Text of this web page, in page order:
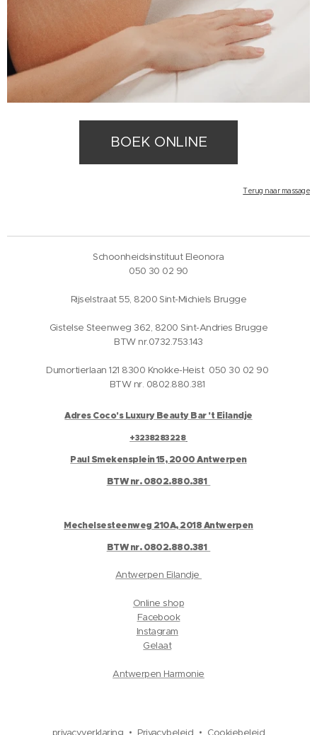
BOEK ONLINE
Terug naar massage
Schoonheidsinstituut Eleonora
050 30 02 90
Rijselstraat 55, 8200 Sint-Michiels Brugge
Gistelse Steenweg 362, 8200 Sint-Andries Brugge
BTW nr.0732.753.143
Dumortierlaan 121 8300 Knokke-Heist 050 30 02 90
BTW nr. 0802.880.381
Adres Coco's Luxury Beauty Bar 't Eilandje
+3238283228
Paul Smekensplein 15, 2000 Antwerpen
BTW nr. 0802.880.381
Mechelsesteenweg 210A, 2018 Antwerpen
BTW nr. 0802.880.381
Antwerpen Eilandje
Online shop
Facebook
Instagram
Gelaat
Antwerpen Harmonie
privacyverklaring Privacybeleid Cookiebeleid